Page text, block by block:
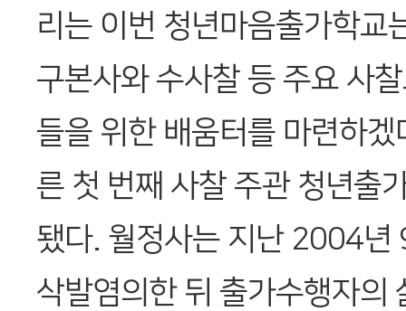
리는 이번 청년마음출가학교
구본사와 수사찰 등 주요 사
들을 위한 배움터를 마련하겠
른 첫 번째 사찰 주관 청년출
됐다. 월정사는 지난 2004년
삭발염의한 뒤 출가수행자의